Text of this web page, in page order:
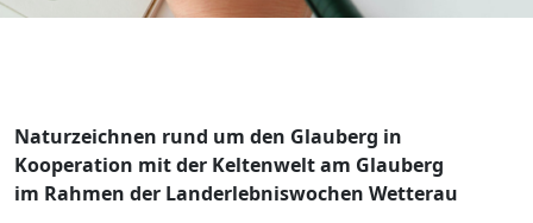
Naturzeichnen rund um den Glauberg in
Kooperation mit der Keltenwelt am Glauberg
im Rahmen der Landerlebniswochen Wetterau